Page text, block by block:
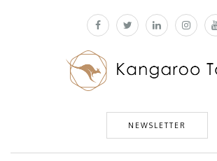
NEWSLETTER